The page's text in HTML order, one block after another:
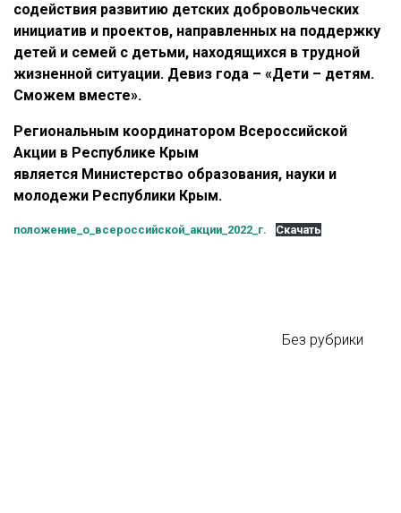
содействия развитию детских добровольческих
инициатив и проектов, направленных на поддержку
детей и семей с детьми, находящихся в трудной
жизненной ситуации. Девиз года – «Дети – детям.
Сможем вместе».
Региональным координатором Всероссийской
Акции в Республике Крым
является Министерство образования, науки и
молодежи Республики Крым.
положение_о_всероссийской_акции_2022_г. Скачать
Без рубрики